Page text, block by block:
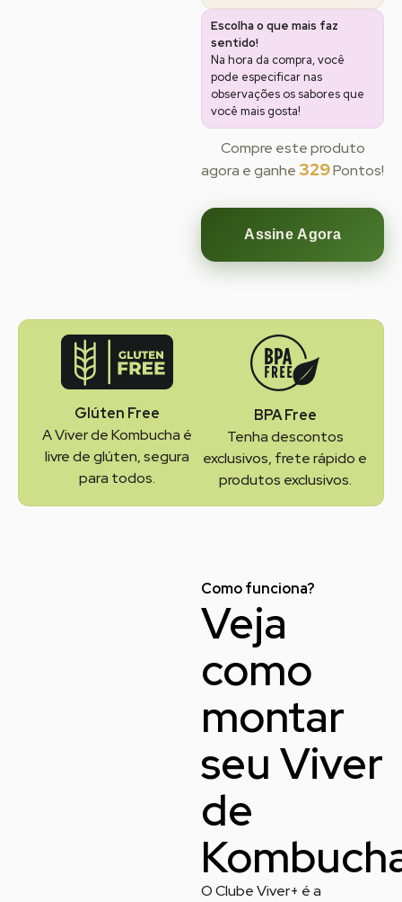
Escolha o que mais faz
sentido!
Na hora da compra, você
pode especificar nas
observações os sabores que
você mais gosta!
Compre este produto
agora e ganhe329Pontos!
Assine Agora
Glúten Free
A Viver de Kombucha é
livre de glúten, segura
para todos.
BPA Free
Tenha descontos
exclusivos, frete rápido e
produtos exclusivos.
Como funciona?
Veja
como
montar
seu Viver
de
O Clube Viver+ é a